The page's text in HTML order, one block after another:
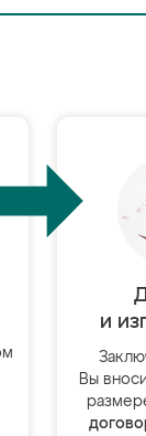
и
Вы